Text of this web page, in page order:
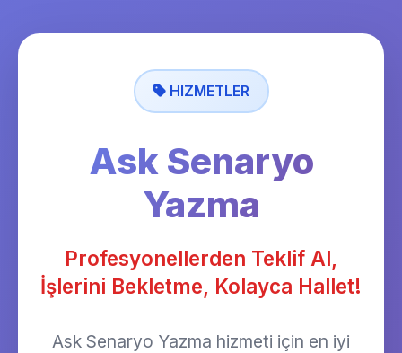
HIZMETLER
Ask Senaryo
Yazma
Profesyonellerden Teklif Al,
İşlerini Bekletme, Kolayca Hallet!
Ask Senaryo Yazma hizmeti için en iyi